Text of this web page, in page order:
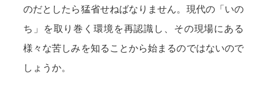
のだとしたら猛省せねばなりません。現代の「いの
ち」を取り巻く環境を再認識し、その現場にある
様々な苦しみを知ることから始まるのではないので
しょうか。